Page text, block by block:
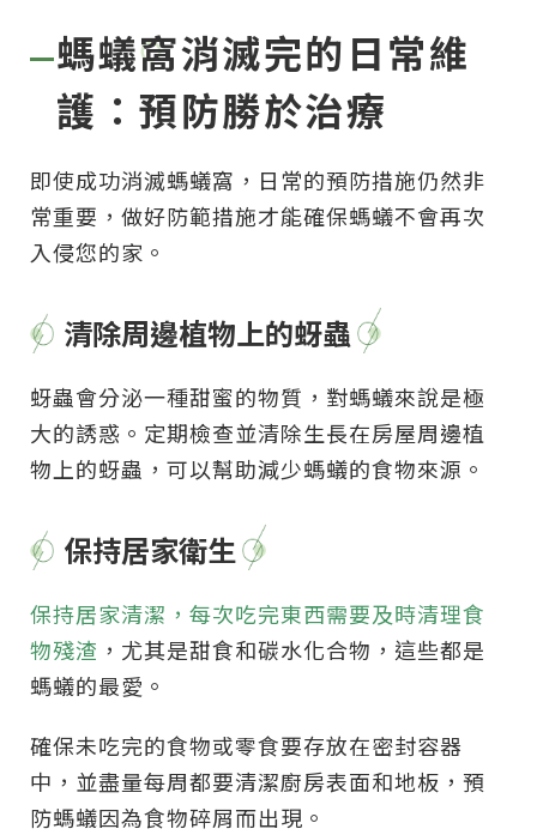
螞蟻窩消滅完的日常維
護：預防勝於治療
即使成功消滅螞蟻窩，日常的預防措施仍然非
常重要，做好防範措施才能確保螞蟻不會再次
入侵您的家。
清除周邊植物上的蚜蟲
蚜蟲會分泌一種甜蜜的物質，對螞蟻來說是極
大的誘惑。定期檢查並清除生長在房屋周邊植
物上的蚜蟲，可以幫助減少螞蟻的食物來源。
保持居家衛生
保持居家清潔，每次吃完東西需要及時清理食
物殘渣 ，尤其是甜食和碳水化合物，這些都是
螞蟻的最愛。
確保未吃完的食物或零食要存放在密封容器
中，並盡量每周都要清潔廚房表面和地板，預
防螞蟻因為食物碎屑而出現。